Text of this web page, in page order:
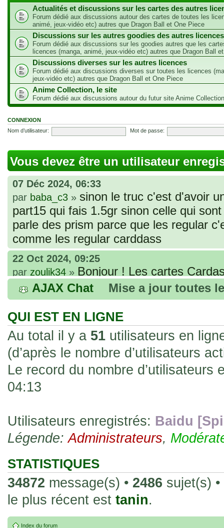
Actualités et discussions sur les cartes des autres
Forum dédié aux discussions autour des cartes de toutes les
animé, jeux-vidéo etc) autres que Dragon Ball et One Piece
Discussions sur les autres goodies des autres licences
Forum dédié aux discussions sur les goodies autres que les
licences (manga, animé, jeux-vidéo etc) autres que Dragon Ball
Discussions diverses sur les autres licences
Forum dédié aux discussions diverses sur toutes les licences
jeux-vidéo etc) autres que Dragon Ball et One Piece
Anime Collection, le site
Forum dédié aux discussions autour du futur site Anime Collection
CONNEXION
Nom d’utilisateur:
Mot de passe:
Vous devez être un utilisateur
07 Déc 2024, 06:33
par baba_c3 » sinon le truc c'est d'avoir
part15 qui fais 1.5gr sinon celle qui
parle des prism parce que les regular
comme les regular carddass
22 Oct 2024, 09:25
par zoulik34 » Bonjour ! Les cartes
que vous avez commandées, sont
fines et souples. Cela fait partie de
les rend faciles à manipuler et à
sur l'authenticité ou la qualité de votre
avec d'autres cartes de la même série
collectionneurs. Mais en règle
fait normal pour ce type de carte.
26 Déc 2023, 13:46
acheter une réédition de cette Hondan ?
02 Juin 2023, 14:17
par
Bonjour j'ai commandé
20 , je trouve la carte vraiment très
collection les carte sont censées être
24 Oct 2022, 13:37
par
de Lucy de Cyberpunk : Edgerunners.
AJAX Chat Mise a jour toutes
QUI EST EN LIGNE
Au total il y a 51 utilisateurs en
(d’après le nombre d’utilisateurs
Le record du nombre d’utilisateurs
04:13
Utilisateurs enregistrés: Baidu
Légende:Administrateurs,
STATISTIQUES
34872 message(s) • 2486 sujet(s) •
le plus récent est tanin.
Index du forum